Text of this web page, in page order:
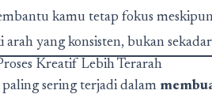
kamu tetap fokus
yang konsisten, bukan
Kreatif Lebih Terarah
paling sering terjadi dalam